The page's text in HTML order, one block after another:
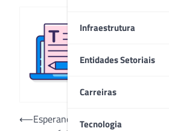
Infraestrutura
Entidades Setoriais
Carreiras
Tecnologia
Navegação
⟵Esperança para pacientes com